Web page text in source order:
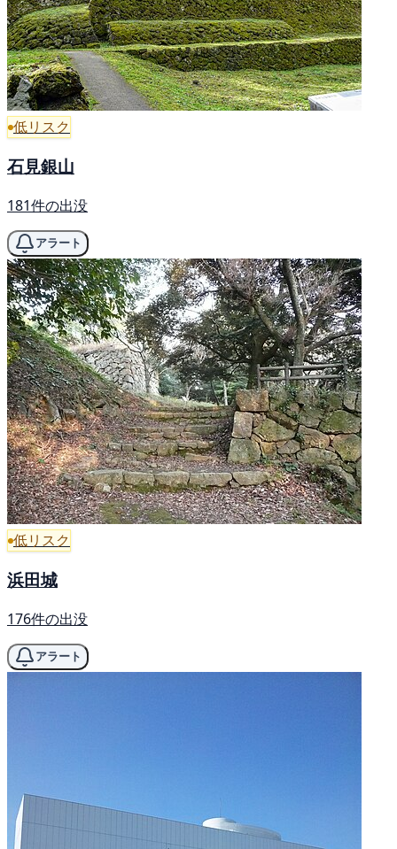
低リスク
石見銀山
181件の出没
アラート
低リスク
浜田城
176件の出没
アラート